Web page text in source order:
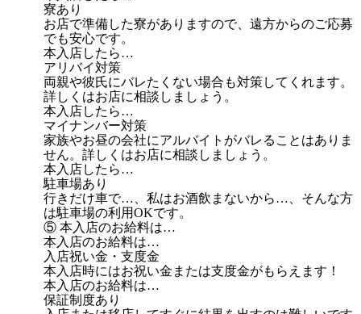
寮あり
お店で準備した寮がありますので、遠方からのご応募
でも安心です。
本入店したら…
アリバイ対策
両親や彼氏にバレたくない場合も対策してくれます。
詳しくはお店に相談しましょう。
本入店したら…
マイナンバー対策
家族やお昼の会社にアルバイトがバレることはありま
せん。詳しくはお店に相談しましょう。
本入店したら…
駐車場あり
行きだけ車で…、私はお酒飲まないから…、そんな方
は駐車場の利用OKです。
⑤ 本入店のお給料は…
本入店のお給料は…
入店祝い金・支度金
本入店時にはお祝い金または支度金がもらえます！
本入店のお給料は…
保証制度あり